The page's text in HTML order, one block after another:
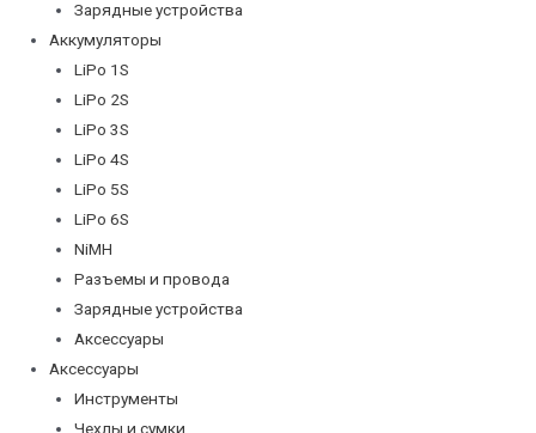
Зарядные устройства
Аккумуляторы
LiPo 1S
LiPo 2S
LiPo 3S
LiPo 4S
LiPo 5S
LiPo 6S
NiMH
Разъемы и провода
Зарядные устройства
Аксессуары
Аксессуары
Инструменты
Чехлы и сумки